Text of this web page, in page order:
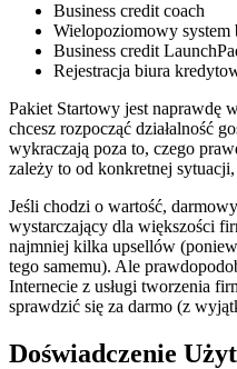
Business credit coach
Wielopoziomowy
Business credit
Rejestracja biura
Pakiet Startowy jest naprawdę
chcesz rozpocząć działalność
wykraczają poza to, czego
zależy to od konkretnej
Jeśli chodzi o wartość,
wystarczający dla większości
najmniej kilka upsellów
tego samemu). Ale
Internecie z usługi tworzenia
sprawdzić się za darmo (z
Doświadczenie